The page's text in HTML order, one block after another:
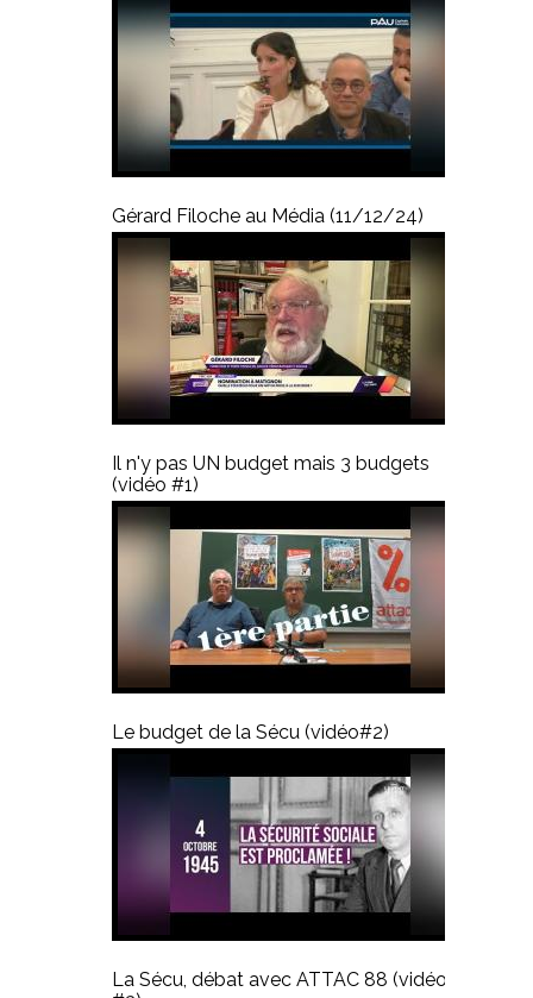
Gérard Filoche au Média (11/12/24)
Il n'y pas UN budget mais 3 budgets
(vidéo #1)
Le budget de la Sécu (vidéo#2)
La Sécu, débat avec ATTAC 88 (vidéo